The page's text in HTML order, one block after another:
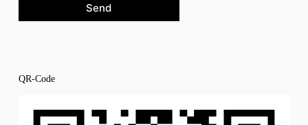
Send
QR-Code